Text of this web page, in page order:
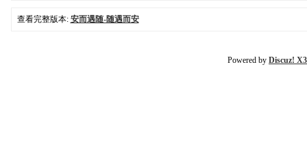
查看完整版本: 安而遇随-随遇而安
Powered by Discuz!